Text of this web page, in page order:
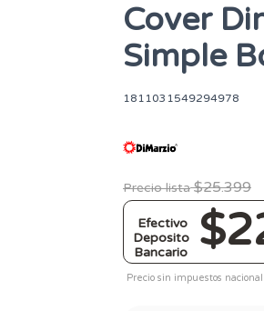
Cover
Simple
1811031549294978
Precio lista $25.399
Efectivo
Deposito
Bancario
Precio sin impuestos